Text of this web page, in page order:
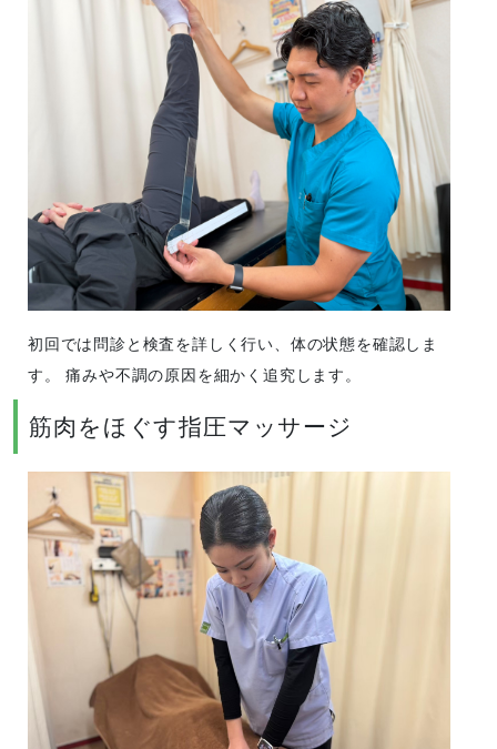
初回では問診と検査を詳しく行い、体の状態を確認しま
す。 痛みや不調の原因を細かく追究します。
筋肉をほぐす指圧マッサージ